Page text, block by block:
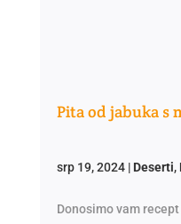
Pita od jabuka s
srp 19, 2024| Deserti,
Donosimo vam